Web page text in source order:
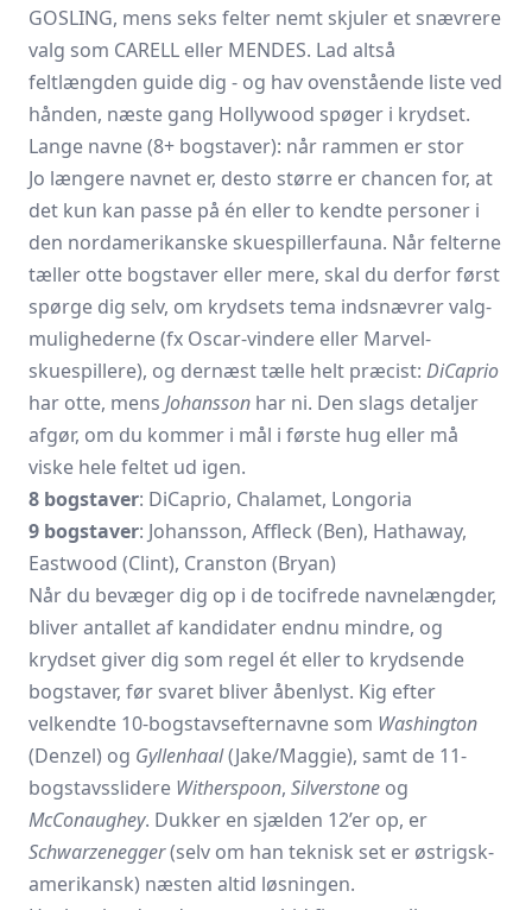
GOSLING, mens seks felter nemt skjuler et snævrere
valg som CARELL eller MENDES. Lad altså
feltlængden guide dig - og hav ovenstående liste ved
hånden, næste gang Hollywood spøger i krydset.
Lange navne (8+ bogstaver): når rammen er stor
Jo længere navnet er, desto større er chancen for, at
det kun kan passe på én eller to kendte personer i
den nordamerikanske skuespillerfauna. Når felterne
tæller otte bogstaver eller mere, skal du derfor først
spørge dig selv, om krydsets tema indsnævrer valg­
mulighederne (fx Oscar‐vindere eller Marvel‐
skuespillere), og dernæst tælle helt præcist: DiCaprio
har otte, mens Johansson har ni. Den slags detaljer
afgør, om du kommer i mål i første hug eller må
viske hele feltet ud igen.
8 bogstaver: DiCaprio, Chalamet, Longoria
9 bogstaver: Johansson, Affleck (Ben), Hathaway,
Eastwood (Clint), Cranston (Bryan)
Når du bevæger dig op i de tocifrede navnelængder,
bliver antallet af kandidater endnu mindre, og
krydset giver dig som regel ét eller to krydsende
bogstaver, før svaret bliver åbenlyst. Kig efter
velkendte 10‐bogstavs­efternavne som Washington
(Denzel) og Gyllenhaal(Jake/Maggie), samt de 11‐
bogstavs­slidere Witherspoon, Silverstone og
McConaughey. Dukker en sjælden 12’er op, er
Schwarzenegger(selv om han teknisk set er østrigsk‐
amerikansk) næsten altid løsningen.